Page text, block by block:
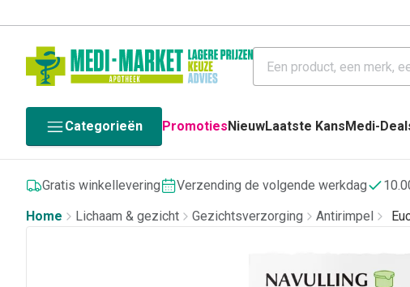
Categorieën PromotiesNieuwLaatste KansMedi-
Gratis winkellevering Verzending de volgende werkdag
Home
Lichaam & gezicht Gezichtsverzorging Antirimpel